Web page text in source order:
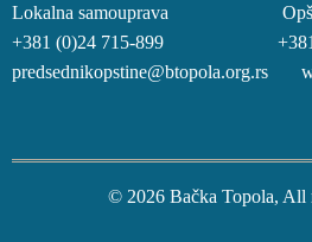
Lokalna samouprava
+381 (0)24 715-899 +381
predsednikopstine@btopola.org.rs
© 2026 Bačka Topola, All